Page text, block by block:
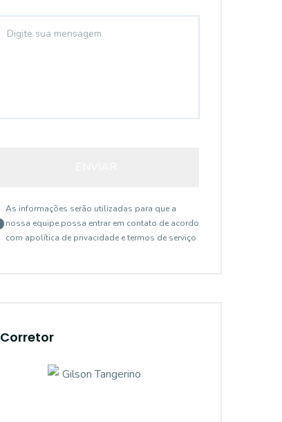
As informações serão utilizadas para que a
nossa equipe possa entrar em contato de acordo
com apolítica de privacidade e termos de serviço
Corretor